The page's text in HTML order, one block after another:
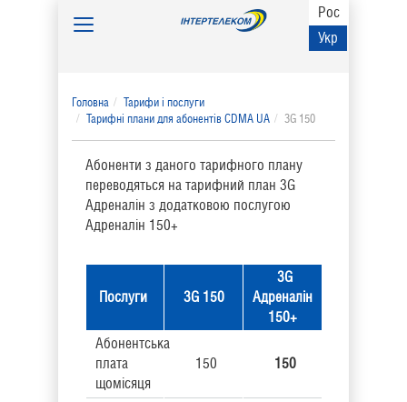
Рос
Укр
Toggle
Головна
Тарифи і послуги
Тарифні плани для абонентів CDMA UA
3G 150
Абоненти з даного тарифного плану
переводяться на тарифний план 3G
Адреналін з додатковою послугою
Адреналін 150+
Послуги 3G 150
3G
Адреналін
150+
Абонентська
плата
щомісяця
150 150